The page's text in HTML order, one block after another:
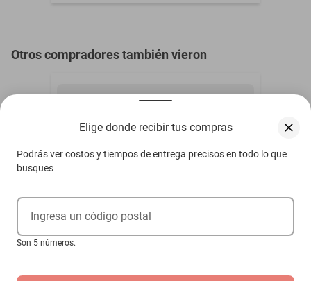
Elige donde recibir tus compras
Podrás ver costos y tiempos de entrega precisos en todo lo que
busques
Ingresa un código postal
Son 5 números.
Otros compradores también vieron